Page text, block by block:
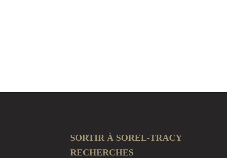
SORTIR À SOREL-TRACY
RECHERCHES